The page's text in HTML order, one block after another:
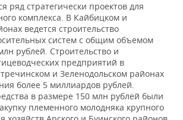
СПОРТА
ряд стратегически проектов для
комплекса. В Кайбицком и
ведется строительство
систем с общим объемом
рублей. Строительство и
предприятий в
и Зеленодольском районах
более 5 миллиардов рублей.
в размере 150 млн рублей были
племенного молодняка крупного